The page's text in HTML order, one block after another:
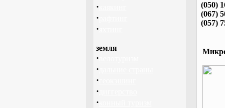
·
·
·
земля
·
·
·
·
·
(050)
(067)
(057)